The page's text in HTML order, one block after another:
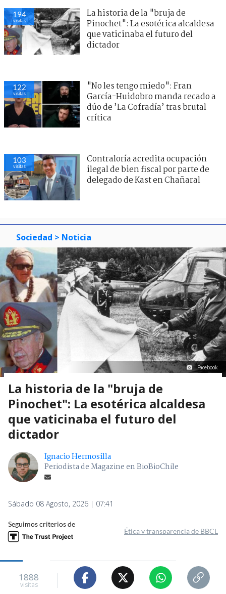
194
visitas
La historia de la "bruja de
Pinochet": La esotérica alcaldesa
que vaticinaba el futuro del
dictador
122
visitas
"No les tengo miedo": Fran
García-Huidobro manda recado a
dúo de ’La Cofradía’ tras brutal
crítica
103
visitas
Contraloría acredita ocupación
ilegal de bien fiscal por parte de
delegado de Kast en Chañaral
Sociedad > Noticia
Facebook
La historia de la "bruja de
Pinochet": La esotérica alcaldesa
que vaticinaba el futuro del
dictador
Ignacio Hermosilla
Periodista de Magazine en BioBioChile
Sábado 08 Agosto, 2026 | 07:41
Seguimos criterios de
Ética y transparencia de BBCL
1888
visitas